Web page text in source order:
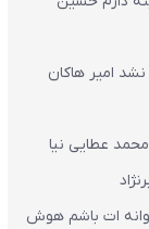
امیر هاکان
عطایی نیا
ات باشم هوش